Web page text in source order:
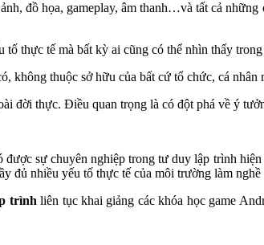
đồ họa, gameplay, âm thanh…và tất cả
thực tế mà bất kỳ ai cũng có thể nhìn thấy
không thuộc sở hữu của bất cứ tổ chức, cá
đời thực. Điều quan trọng là có đột phá về ý
sự chuyên nghiệp trong tư duy lập trình
đủ nhiều yếu tố thực tế của môi trường làm
trình liên tục khai giảng các khóa học game